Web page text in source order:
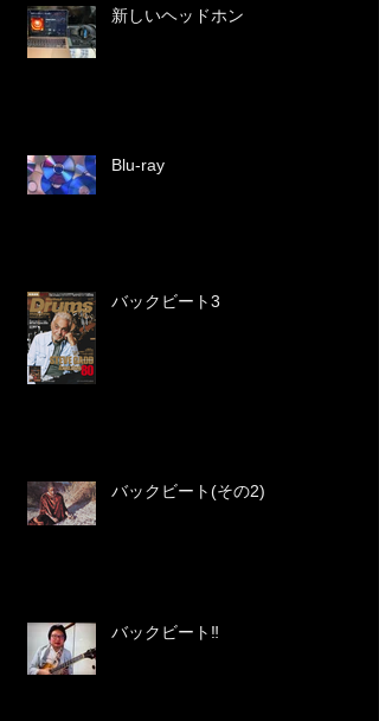
新しいヘッドホン
Blu-ray
バックビート3
バックビート(その2)
バックビート‼️